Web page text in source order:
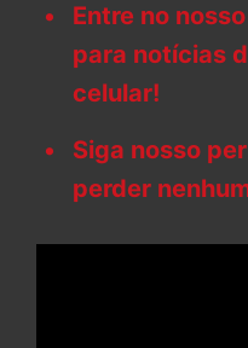
Entre no
para notícias
celular!
Siga nosso
perder